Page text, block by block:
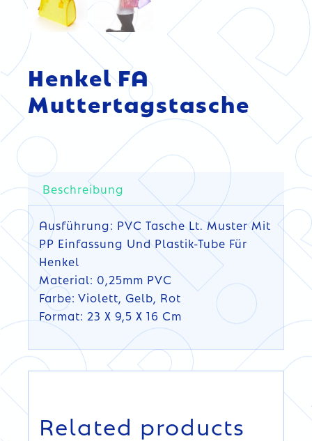
Henkel FA
Muttertagstasche
Beschreibung
Ausführung: PVC Tasche Lt. Muster Mit
PP Einfassung Und Plastik-Tube Für
Henkel
Material: 0,25mm PVC
Farbe: Violett, Gelb, Rot
Format: 23 X 9,5 X 16 Cm
Related products